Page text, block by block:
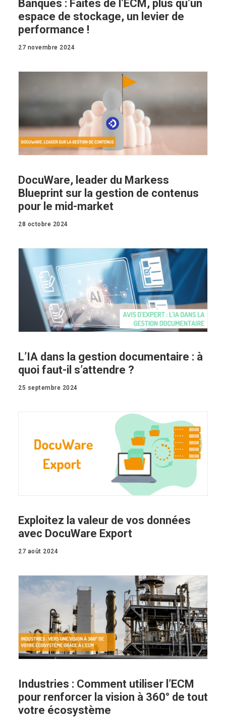
Banques : Faites de l’ECM, plus qu’un
espace de stockage, un levier de
performance !
27 novembre 2024
DocuWare, leader du Markess
Blueprint sur la gestion de contenus
pour le mid-market
28 octobre 2024
L’IA dans la gestion documentaire : à
quoi faut-il s’attendre ?
25 septembre 2024
Exploitez la valeur de vos données
avec DocuWare Export
27 août 2024
Industries : Comment utiliser l’ECM
pour renforcer la vision à 360° de tout
votre écosystème